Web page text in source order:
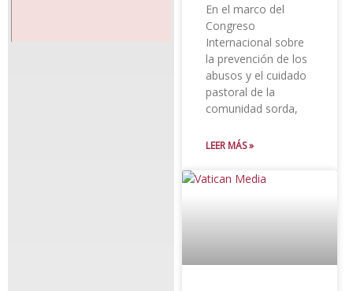
En el marco del
Congreso
Internacional sobre
la prevención de los
abusos y el cuidado
pastoral de la
comunidad sorda,
LEER MÁS »